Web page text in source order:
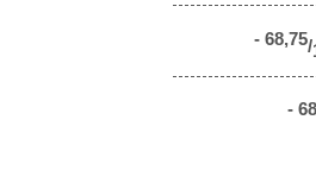
- 68,75/
-